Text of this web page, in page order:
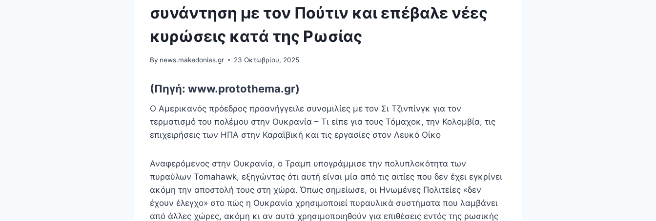
συνάντηση με τον Πούτιν και επέβαλε νέες
κυρώσεις κατά της Ρωσίας
By news.makedonias.gr 23 Οκτωβρίου, 2025
(Πηγή: www.protothema.gr)
Ο Αμερικανός πρόεδρος προανήγγειλε συνομιλίες με τον Σι Τζινπίνγκ για τον
τερματισμό του πολέμου στην Ουκρανία – Τι είπε για τους Τόμαχοκ, την Κολομβία, τις
επιχειρήσεις των ΗΠΑ στην Καραϊβική και τις εργασίες στον Λευκό Οίκο
Αναφερόμενος στην Ουκρανία, ο Τραμπ υπογράμμισε την πολυπλοκότητα των
πυραύλων Tomahawk, εξηγώντας ότι αυτή είναι μία από τις αιτίες που δεν έχει εγκρίνει
ακόμη την αποστολή τους στη χώρα. Όπως σημείωσε, οι Ηνωμένες Πολιτείες «δεν
έχουν έλεγχο» στο πώς η Ουκρανία χρησιμοποιεί πυραυλικά συστήματα που λαμβάνει
από άλλες χώρες, ακόμη κι αν αυτά χρησιμοποιηθούν για επιθέσεις εντός της ρωσικής